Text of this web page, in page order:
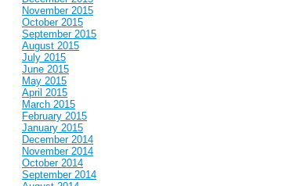
November 2015
October 2015
September 2015
August 2015
July 2015
June 2015
May 2015
April 2015
March 2015
February 2015
January 2015
December 2014
November 2014
October 2014
September 2014